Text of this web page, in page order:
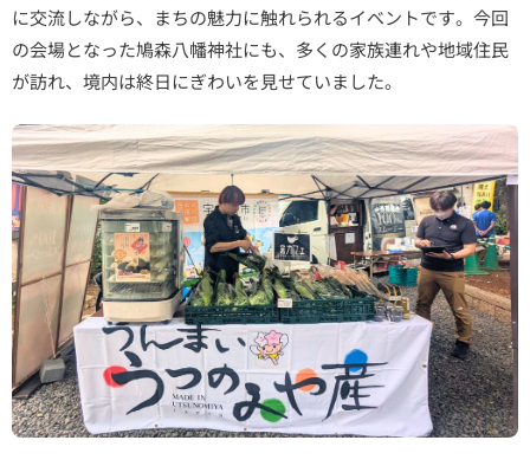
に交流しながら、まちの魅力に触れられるイベントです。今回
の会場となった鳩森八幡神社にも、多くの家族連れや地域住民
が訪れ、境内は終日にぎわいを見せていました。